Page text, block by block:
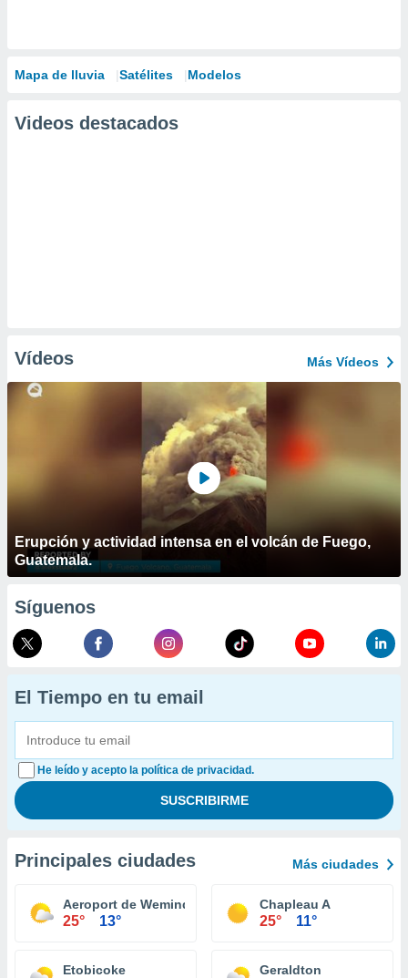
Mapa de lluvia Satélites Modelos
Videos destacados
Vídeos Más Vídeos
Erupción y actividad intensa en el volcán de Fuego,
Guatemala.
Síguenos
El Tiempo en tu email
He leído y acepto la política de privacidad.
Principales ciudades Más ciudades
Aeroport de Wemindji
25° 13°
Chapleau A
25° 11°
Etobicoke Geraldton